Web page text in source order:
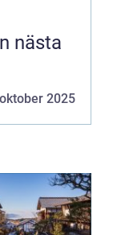
nästa
2025